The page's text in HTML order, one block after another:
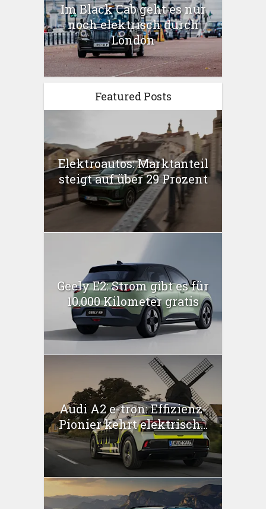
Im Black Cab geht es nur
noch elektrisch durch
London
Featured Posts
Elektroautos: Marktanteil
steigt auf über 29 Prozent
Geely E2: Strom gibt es für
10.000 Kilometer gratis
Audi A2 e-tron: Effizienz-
Pionier kehrt elektrisch...